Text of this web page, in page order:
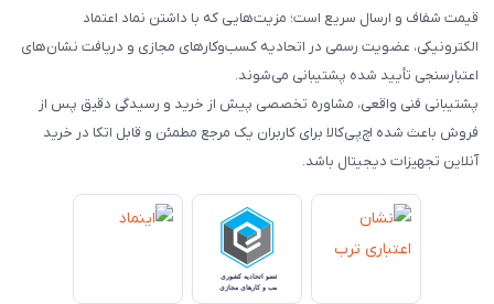
قیمت شفاف و ارسال سریع است؛ مزیت‌هایی که با داشتن نماد اعتماد
الکترونیکی، عضویت رسمی در اتحادیه کسب‌وکارهای مجازی و دریافت نشان‌های
اعتبارسنجی تأیید شده پشتیبانی می‌شوند.
پشتیبانی فنی واقعی، مشاوره تخصصی پیش از خرید و رسیدگی دقیق پس از
فروش باعث شده اچ‌پی‌کالا برای کاربران یک مرجع مطمئن و قابل اتکا در خرید
آنلاین تجهیزات دیجیتال باشد.